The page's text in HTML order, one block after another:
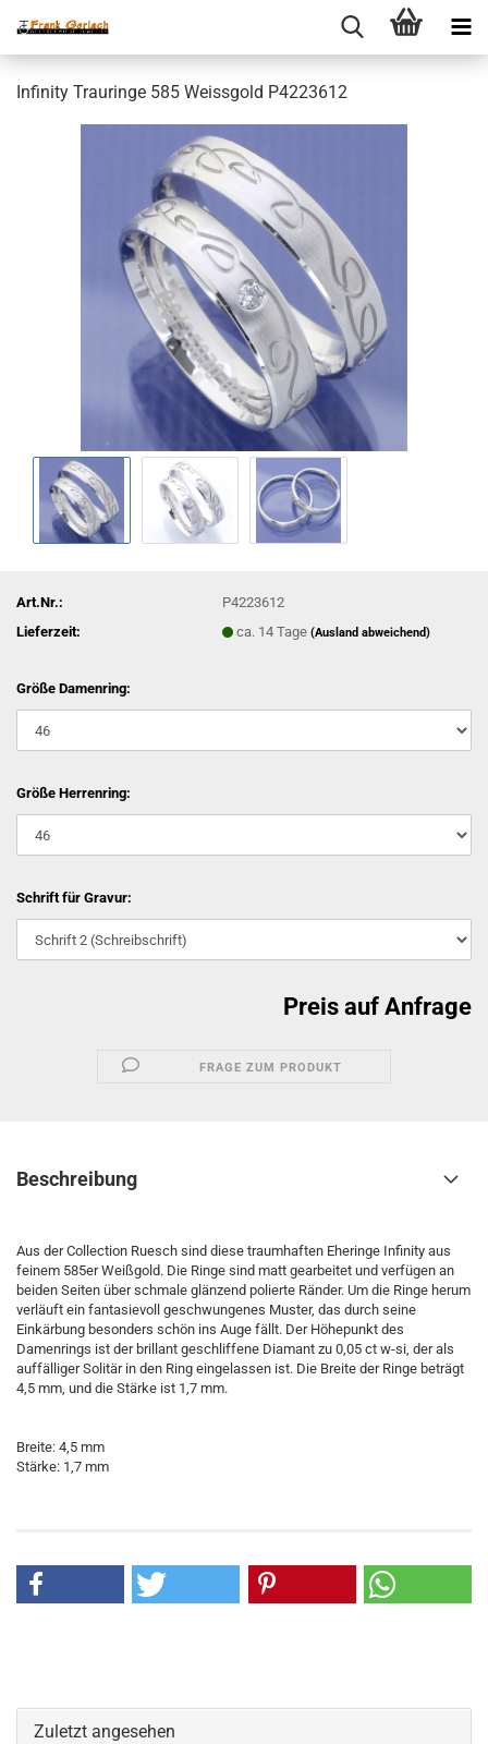
Infinity Trauringe 585 Weissgold P4223612
Art.Nr.:
P4223612
Lieferzeit:
ca. 14 Tage(Ausland abweichend)
Größe Damenring:
Größe Herrenring:
Schrift für Gravur:
Preis auf Anfrage
FRAGE ZUM PRODUKT
Beschreibung
Aus der Collection Ruesch sind diese traumhaften Eheringe Infinity aus
feinem 585er Weißgold. Die Ringe sind matt gearbeitet und verfügen an
beiden Seiten über schmale glänzend polierte Ränder. Um die Ringe herum
verläuft ein fantasievoll geschwungenes Muster, das durch seine
Einkärbung besonders schön ins Auge fällt. Der Höhepunkt des
Damenrings ist der brillant geschliffene Diamant zu 0,05 ct w-si, der als
auffälliger Solitär in den Ring eingelassen ist. Die Breite der Ringe beträgt
4,5 mm, und die Stärke ist 1,7 mm.
Breite: 4,5 mm
Stärke: 1,7 mm
Zuletzt angesehen